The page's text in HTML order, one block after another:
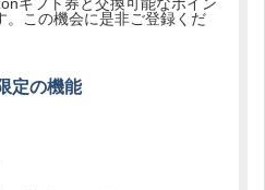
。この機会に是非ご登録くだ
定の機能